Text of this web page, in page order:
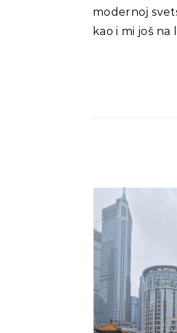
modernoj
kao i mi još